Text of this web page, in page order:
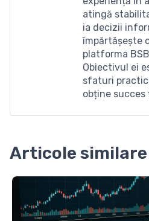
atingă
ia decizii
împărtășește
platforma
Obiectivul ei
sfaturi
obține succes
Articole similare